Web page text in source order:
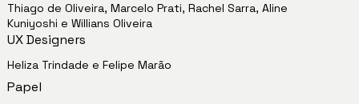
Thiago de Oliveira, Marcelo Prati, Rachel Sarra, Aline
Kuniyoshi e Willians Oliveira
UX Designers
Heliza Trindade e Felipe Marão
Papel